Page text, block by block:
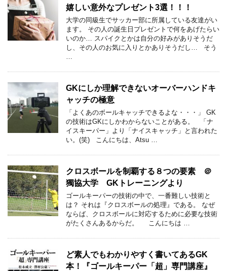
嬉しい意外なプレゼント3選！！！
大学の同級生でサッカー部に所属している友達がい
ます。 その人の誕生日プレゼントで何をあげたらい
いのか… スパイクとかは自分の好みがありそうだ
し、その人のお気に入りとかありそうだし… そう
GKにしか理解できないオーバーハンドキ
ャッチの極意
「よくあのボールキャッチできるよな・・・」 GK
の技術はGKにしかわからないことがある。 「ナ
イスキーパー」より「ナイスキャッチ」と言われた
い。(笑) こんにちは、Atsu …
クロスボールを制覇する８つの要素 ＠
獨協大学 GKトレーニングより
ゴールキーパーの技術の中で、一番難しい技術と
は？ それは『クロスボールの処理』である。 なぜ
ならば、クロスボールに対応するために必要な技術
がたくさんあるからだ。 こんにちは …
ど素人でもわかりやすく書いてあるGK
本！『ゴールキーパー「超」専門講座』